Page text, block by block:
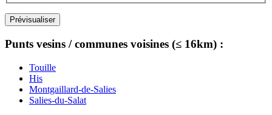
Punts vesins / communes voisines (≤ 16km) :
Touille
His
Montgaillard-de-Salies
Salies-du-Salat